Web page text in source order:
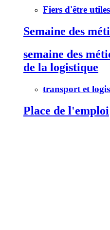
Fiers d'être
Semaine des
semaine des
de la logistique
transport et
Place de l'emploi